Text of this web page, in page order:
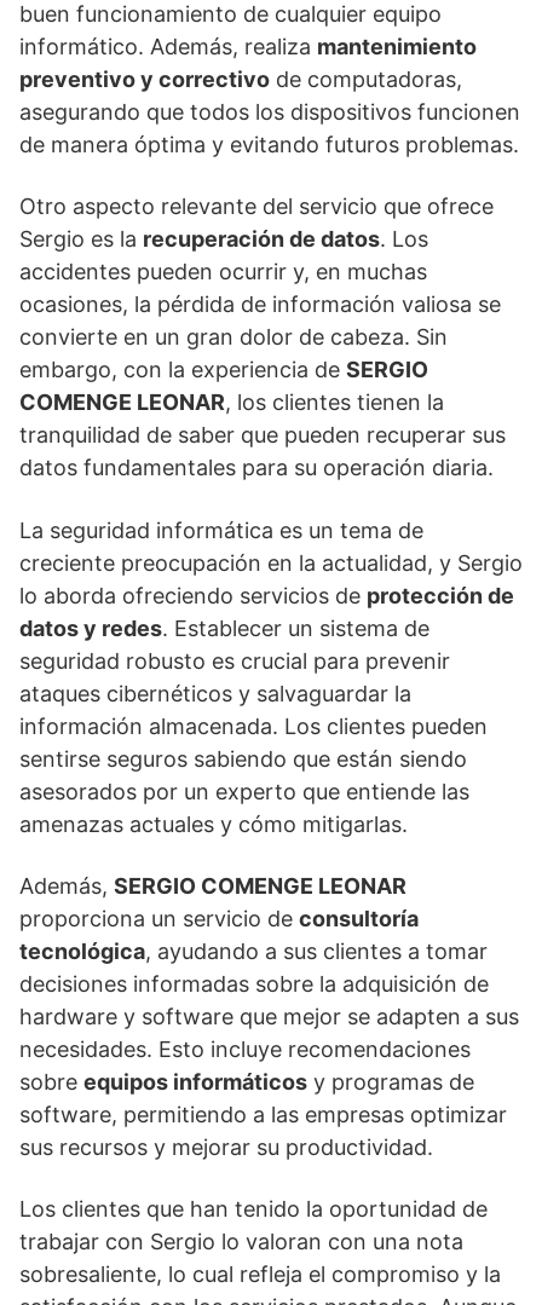
buen funcionamiento de cualquier equipo
informático. Además, realiza mantenimiento
preventivo y correctivo de computadoras,
asegurando que todos los dispositivos funcionen
de manera óptima y evitando futuros problemas.
Otro aspecto relevante del servicio que ofrece
Sergio es la recuperación de datos. Los
accidentes pueden ocurrir y, en muchas
ocasiones, la pérdida de información valiosa se
convierte en un gran dolor de cabeza. Sin
embargo, con la experiencia de SERGIO
COMENGE LEONAR, los clientes tienen la
tranquilidad de saber que pueden recuperar sus
datos fundamentales para su operación diaria.
La seguridad informática es un tema de
creciente preocupación en la actualidad, y Sergio
lo aborda ofreciendo servicios de protección de
datos y redes. Establecer un sistema de
seguridad robusto es crucial para prevenir
ataques cibernéticos y salvaguardar la
información almacenada. Los clientes pueden
sentirse seguros sabiendo que están siendo
asesorados por un experto que entiende las
amenazas actuales y cómo mitigarlas.
Además, SERGIO COMENGE LEONAR
proporciona un servicio de consultoría
tecnológica, ayudando a sus clientes a tomar
decisiones informadas sobre la adquisición de
hardware y software que mejor se adapten a sus
necesidades. Esto incluye recomendaciones
sobre equipos informáticos y programas de
software, permitiendo a las empresas optimizar
sus recursos y mejorar su productividad.
Los clientes que han tenido la oportunidad de
trabajar con Sergio lo valoran con una nota
sobresaliente, lo cual refleja el compromiso y la